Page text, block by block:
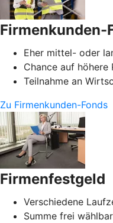
Firmenkunden-
Eher mittel- oder
Chance auf höhere
Teilnahme an
Zu Firmenkunden-Fonds
Firmenfestgeld
Verschiedene
Summe frei wählbar